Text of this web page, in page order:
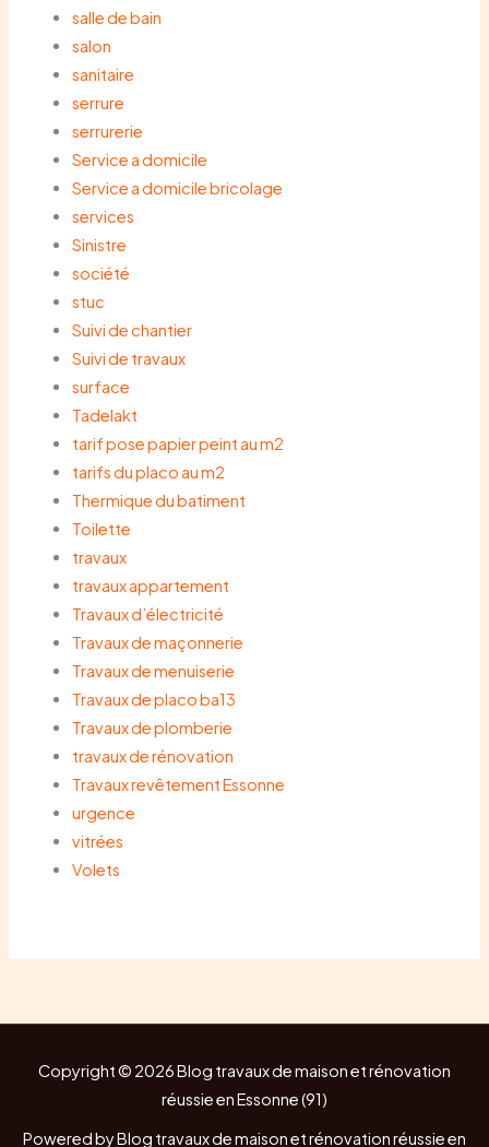
salle de bain
salon
sanitaire
serrure
serrurerie
Service a domicile
Service a domicile bricolage
services
Sinistre
société
stuc
Suivi de chantier
Suivi de travaux
surface
Tadelakt
tarif pose papier peint au m2
tarifs du placo au m2
Thermique du batiment
Toilette
travaux
travaux appartement
Travaux d’électricité
Travaux de maçonnerie
Travaux de menuiserie
Travaux de placo ba13
Travaux de plomberie
travaux de rénovation
Travaux revêtement Essonne
urgence
vitrées
Volets
Copyright © 2026 Blog travaux de maison et rénovation
réussie en Essonne (91)
Powered by Blog travaux de maison et rénovation réussie en